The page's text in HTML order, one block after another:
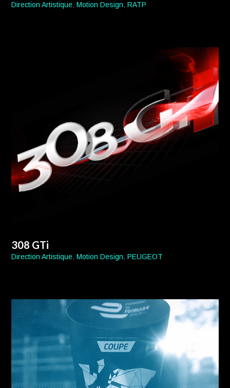
Direction Artistique,Motion Design,RATP
308 GTi
Direction Artistique,Motion Design,PEUGEOT